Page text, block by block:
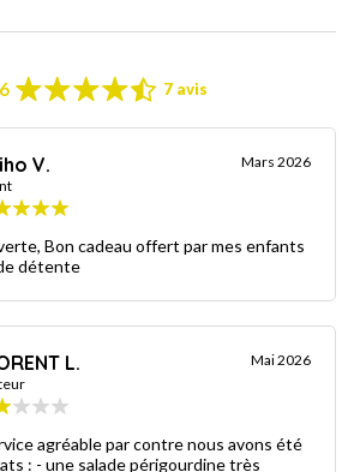
7 avis
V. Mars 2026
mes enfants
détente
L. Mai 2026
agréable par contre nous avons été